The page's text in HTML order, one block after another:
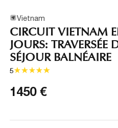
Vietnam
CIRCUIT VIETNAM
JOURS:
SÉJOUR BALNÉAIRE
5
1450 €